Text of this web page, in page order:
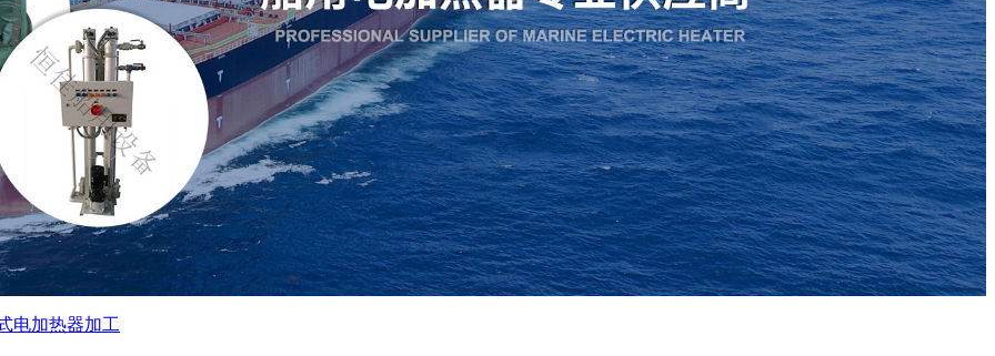
电加热器加工